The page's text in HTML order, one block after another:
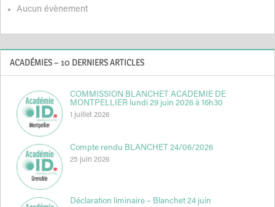
Aucun évènement
ACADÉMIES – 10 DERNIERS ARTICLES
COMMISSION BLANCHET ACADEMIE DE
MONTPELLIER lundi 29 juin 2026 à 16h30
1 juillet 2026
Compte rendu BLANCHET 24/06/2026
25 juin 2026
Déclaration liminaire – Blanchet 24 juin